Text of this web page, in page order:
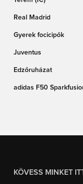
Real Madrid
Gyerek focicipők
Juventus
Edzőruházat
adidas F50
KÖVESS MINKET